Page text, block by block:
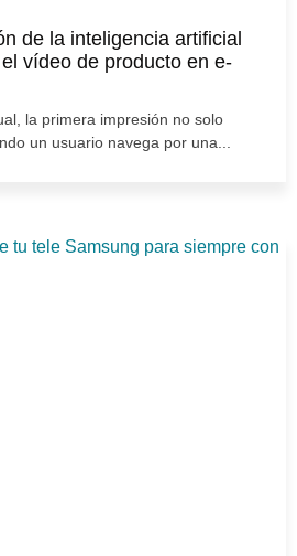
de la inteligencia artificial
vídeo de producto en e-
la primera impresión no solo
un usuario navega por una...